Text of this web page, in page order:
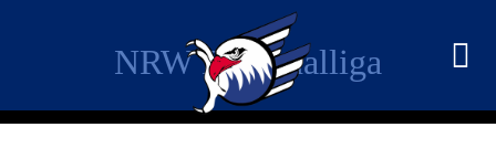
NRW Regionalliga